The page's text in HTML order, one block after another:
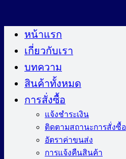
ไป
หน้าแรก
เกี่ยวกับเรา
บทความ
สินค้าทั้งหมด
การสั่งซื้อ
แจ้งชำระเงิน
ติดตามสถานะการสั่งซื้อ
อัตราค่าขนส่ง
การแจ้งคืนสินค้า